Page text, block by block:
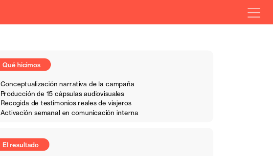
Conceptualización narrativa de la campaña
Producción de 15 cápsulas audiovisuales
Recogida de testimonios reales de viajeros
Activación semanal en comunicación interna